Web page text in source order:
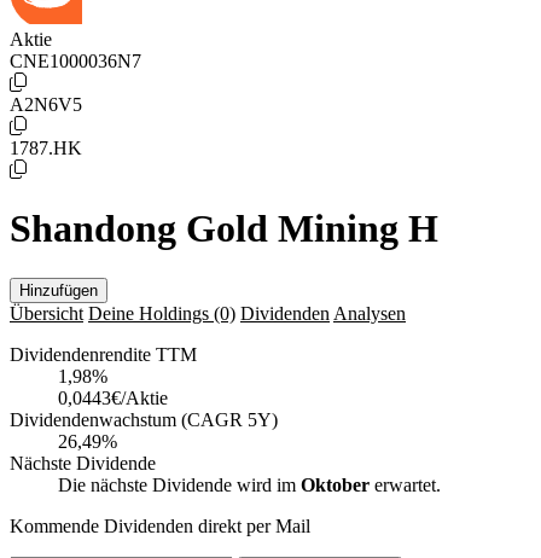
Aktie
CNE1000036N7
A2N6V5
1787.HK
Shandong Gold Mining H
Hinzufügen
Übersicht Deine Holdings (0) Dividenden Analysen
Dividendenrendite TTM
1,98%
0,0443€/Aktie
Dividendenwachstum (CAGR 5Y)
26,49%
Nächste Dividende
Die nächste Dividende wird im Oktober erwartet.
Kommende Dividenden direkt per Mail